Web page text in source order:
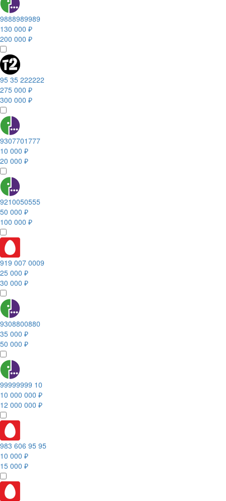
9888989989
130 000 ₽
200 000 ₽
95 35 222222
275 000 ₽
300 000 ₽
9307701777
10 000 ₽
20 000 ₽
9210050555
50 000 ₽
100 000 ₽
919 007 0009
25 000 ₽
30 000 ₽
9308800880
35 000 ₽
50 000 ₽
99999999 10
10 000 000 ₽
12 000 000 ₽
983 606 95 95
10 000 ₽
15 000 ₽